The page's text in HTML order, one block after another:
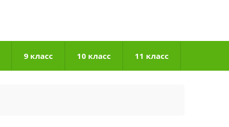
9 класс 10 класс 11 класс